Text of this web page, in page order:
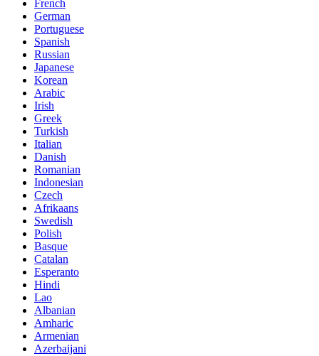
French
German
Portuguese
Spanish
Russian
Japanese
Korean
Arabic
Irish
Greek
Turkish
Italian
Danish
Romanian
Indonesian
Czech
Afrikaans
Swedish
Polish
Basque
Catalan
Esperanto
Hindi
Lao
Albanian
Amharic
Armenian
Azerbaijani